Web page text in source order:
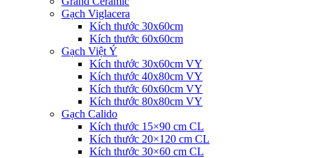
Gạch Viglacera
Kích thước 30x60cm
Kích thước 60x60cm
Gạch Việt Ý
Kích thước 30x60cm VY
Kích thước 40x80cm VY
Kích thước 60x60cm VY
Kích thước 80x80cm VY
Gạch Calido
Kích thước 15×90 cm CL
Kích thước 20×120 cm CL
Kích thước 30×60 cm CL